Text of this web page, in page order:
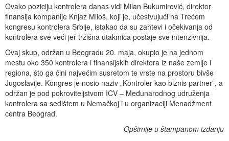
Ovako poziciju kontrolera danas vidi Milan Bukumirović, direktor
finansija kompanije Knjaz Miloš, koji je, učestvujući na Trećem
kongresu kontrolera Srbije, istakao da su zahtevi i očekivanja od
kontrolera sve veći jer tržišna utakmica postaje sve intenzivnija.
Ovaj skup, održan u Beogradu 20. maja, okupio je na jednom
mestu oko 350 kontrolera i finansijskih direktora iz naše zemlje i
regiona, što ga čini najvećim susretom te vrste na prostoru bivše
Jugoslavije. Kongres je nosio naziv „Kontroler kao biznis partner”, a
održan je pod pokroviteljstvom ICV – Međunarodnog udruženja
kontrolera sa sedištem u Nemačkoj i u organizaciji Menadžment
centra Beograd.
Opširnije u štampanom izdanju